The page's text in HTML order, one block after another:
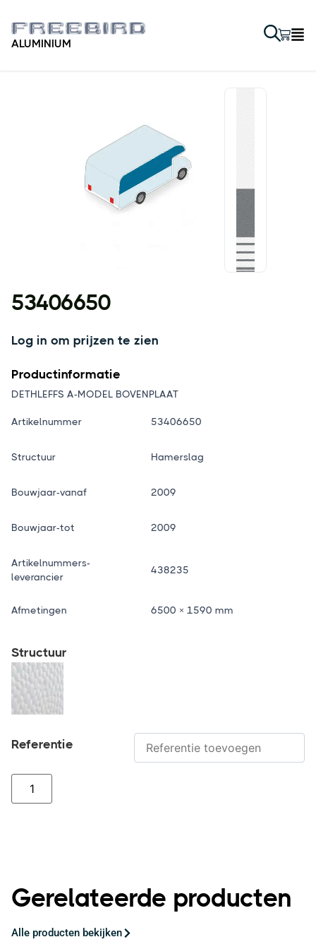
ALUMINIUM
53406650
Log in om prijzen te zien
Productinformatie
DETHLEFFS A-MODEL BOVENPLAAT
Artikelnummer 53406650
Structuur Hamerslag
Bouwjaar-vanaf 2009
Bouwjaar-tot 2009
Artikelnummers-
leverancier
438235
Afmetingen 6500 × 1590 mm
Structuur
Referentie
Gerelateerde producten
Alle producten bekijken